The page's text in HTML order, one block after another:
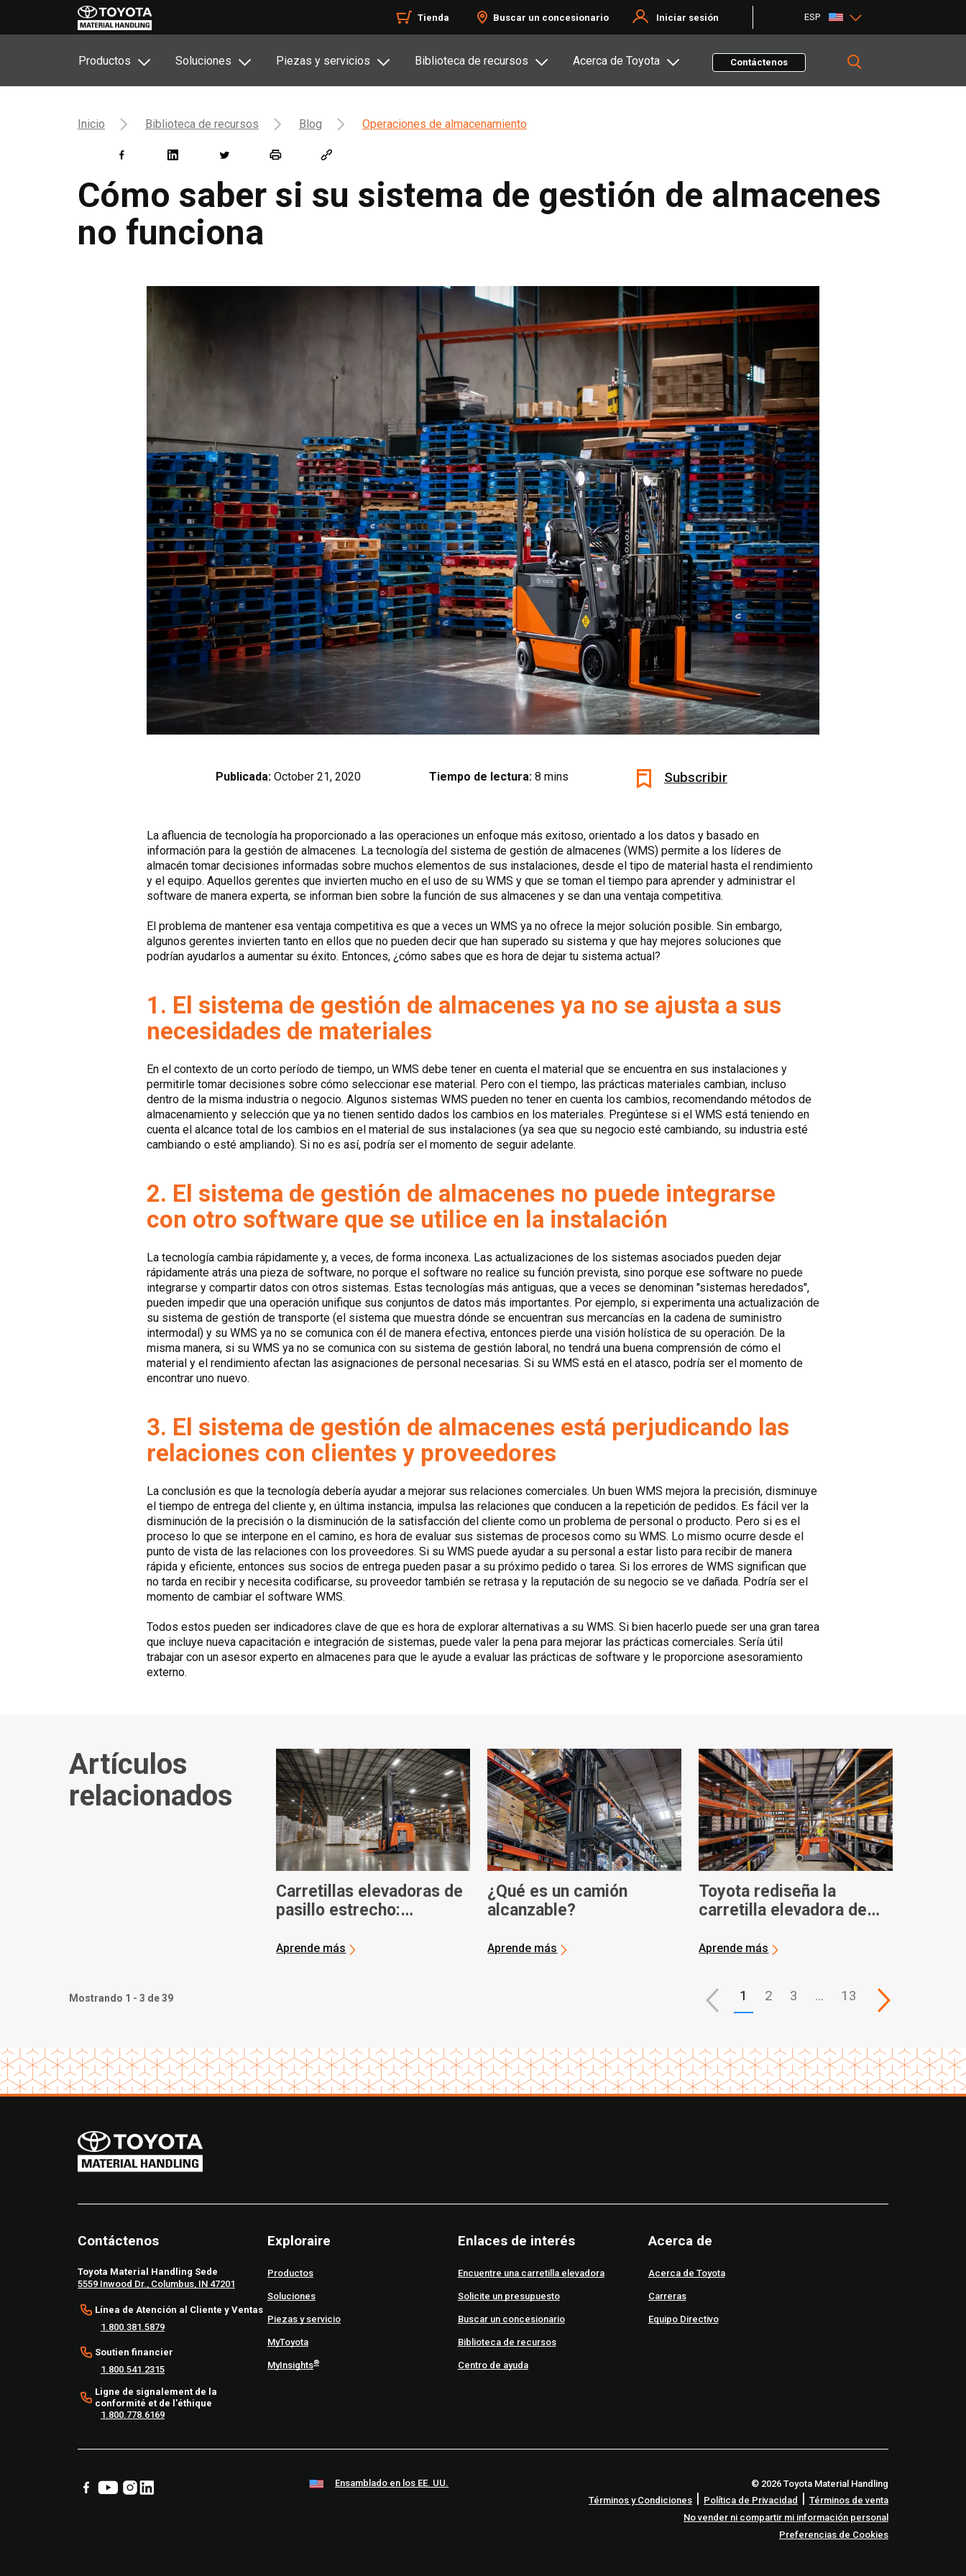
Tienda Buscar un concesionario Iniciar sesión ESP
Productos Soluciones Piezas y servicios Biblioteca de recursos Acerca de Toyota Contáctenos
Inicio Biblioteca de recursos Blog Operaciones de almacenamiento
Cómo saber si su sistema de gestión de almacenes
no funciona
Publicada: October 21, 2020 Tiempo de lectura: 8 mins Subscribir
La afluencia de tecnología ha proporcionado a las operaciones un enfoque más exitoso, orientado a los datos y basado en
información para la gestión de almacenes. La tecnología del sistema de gestión de almacenes (WMS) permite a los líderes de
almacén tomar decisiones informadas sobre muchos elementos de sus instalaciones, desde el tipo de material hasta el rendimiento
y el equipo. Aquellos gerentes que invierten mucho en el uso de su WMS y que se toman el tiempo para aprender y administrar el
software de manera experta, se informan bien sobre la función de sus almacenes y se dan una ventaja competitiva.
El problema de mantener esa ventaja competitiva es que a veces un WMS ya no ofrece la mejor solución posible. Sin embargo,
algunos gerentes invierten tanto en ellos que no pueden decir que han superado su sistema y que hay mejores soluciones que
podrían ayudarlos a aumentar su éxito. Entonces, ¿cómo sabes que es hora de dejar tu sistema actual?
1. El sistema de gestión de almacenes ya no se ajusta a sus
necesidades de materiales
En el contexto de un corto período de tiempo, un WMS debe tener en cuenta el material que se encuentra en sus instalaciones y
permitirle tomar decisiones sobre cómo seleccionar ese material. Pero con el tiempo, las prácticas materiales cambian, incluso
dentro de la misma industria o negocio. Algunos sistemas WMS pueden no tener en cuenta los cambios, recomendando métodos de
almacenamiento y selección que ya no tienen sentido dados los cambios en los materiales. Pregúntese si el WMS está teniendo en
cuenta el alcance total de los cambios en el material de sus instalaciones (ya sea que su negocio esté cambiando, su industria esté
cambiando o esté ampliando). Si no es así, podría ser el momento de seguir adelante.
2. El sistema de gestión de almacenes no puede integrarse
con otro software que se utilice en la instalación
La tecnología cambia rápidamente y, a veces, de forma inconexa. Las actualizaciones de los sistemas asociados pueden dejar
rápidamente atrás una pieza de software, no porque el software no realice su función prevista, sino porque ese software no puede
integrarse y compartir datos con otros sistemas. Estas tecnologías más antiguas, que a veces se denominan "sistemas heredados",
pueden impedir que una operación unifique sus conjuntos de datos más importantes. Por ejemplo, si experimenta una actualización de
su sistema de gestión de transporte (el sistema que muestra dónde se encuentran sus mercancías en la cadena de suministro
intermodal) y su WMS ya no se comunica con él de manera efectiva, entonces pierde una visión holística de su operación. De la
misma manera, si su WMS ya no se comunica con su sistema de gestión laboral, no tendrá una buena comprensión de cómo el
material y el rendimiento afectan las asignaciones de personal necesarias. Si su WMS está en el atasco, podría ser el momento de
encontrar uno nuevo.
3. El sistema de gestión de almacenes está perjudicando las
relaciones con clientes y proveedores
La conclusión es que la tecnología debería ayudar a mejorar sus relaciones comerciales. Un buen WMS mejora la precisión, disminuye
el tiempo de entrega del cliente y, en última instancia, impulsa las relaciones que conducen a la repetición de pedidos. Es fácil ver la
disminución de la precisión o la disminución de la satisfacción del cliente como un problema de personal o producto. Pero si es el
proceso lo que se interpone en el camino, es hora de evaluar sus sistemas de procesos como su WMS. Lo mismo ocurre desde el
punto de vista de las relaciones con los proveedores. Si su WMS puede ayudar a su personal a estar listo para recibir de manera
rápida y eficiente, entonces sus socios de entrega pueden pasar a su próximo pedido o tarea. Si los errores de WMS significan que
no tarda en recibir y necesita codificarse, su proveedor también se retrasa y la reputación de su negocio se ve dañada. Podría ser el
momento de cambiar el software WMS.
Todos estos pueden ser indicadores clave de que es hora de explorar alternativas a su WMS. Si bien hacerlo puede ser una gran tarea
que incluye nueva capacitación e integración de sistemas, puede valer la pena para mejorar las prácticas comerciales. Sería útil
trabajar con un asesor experto en almacenes para que le ayude a evaluar las prácticas de software y le proporcione asesoramiento
externo.
Artículos
relacionados
Carretillas elevadoras de
pasillo estrecho:
espacio
Aprende más
¿Qué es un camión
alcanzable?
Aprende más
Toyota rediseña la
carretilla elevadora de
distribución actuales, con
Aprende más
Mostrando 1 - 3 de 39 1 2 3 … 13
Contáctenos
Toyota Material Handling Sede
5559 Inwood Dr., Columbus, IN 47201
Línea de Atención al Cliente y Ventas
1.800.381.5879
Soutien financier
1.800.541.2315
Ligne de signalement de la
conformité et de l'éthique
1.800.778.6169
Exploraire
Productos
Soluciones
Piezas y servicio
MyToyota
MyInsights®
Enlaces de interés
Encuentre una carretilla elevadora
Solicite un presupuesto
Buscar un concesionario
Biblioteca de recursos
Centro de ayuda
Acerca de
Acerca de Toyota
Carreras
Equipo Directivo
Ensamblado en los EE. UU.
© 2026 Toyota Material Handling
Términos y Condiciones | Política de Privacidad | Términos de venta
No vender ni compartir mi información personal
Preferencias de Cookies